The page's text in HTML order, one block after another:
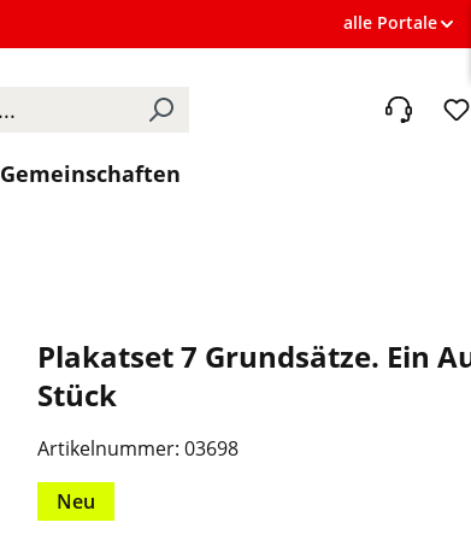
alle Portale
Gemeinschaften
Plakatset 7 Grundsätze. Ein
Stück
Artikelnummer: 03698
Neu